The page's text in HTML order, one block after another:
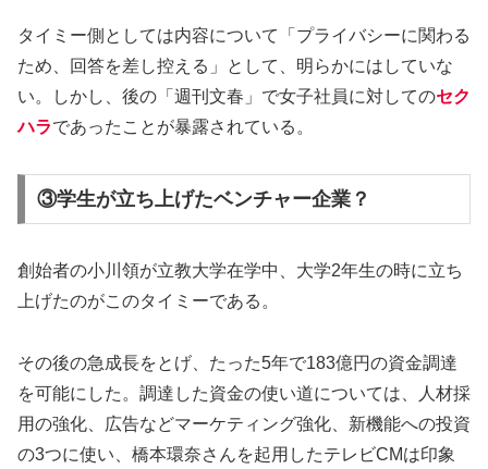
タイミー側としては内容について「プライバシーに関わる
ため、回答を差し控える」として、明らかにはしていな
い。しかし、後の「週刊文春」で女子社員に対してのセク
ハラであったことが暴露されている。
③学生が立ち上げたベンチャー企業？
創始者の小川領が立教大学在学中、大学2年生の時に立ち
上げたのがこのタイミーである。
その後の急成長をとげ、たった5年で183億円の資金調達
を可能にした。調達した資金の使い道については、人材採
用の強化、広告などマーケティング強化、新機能への投資
の3つに使い、橋本環奈さんを起用したテレビCMは印象